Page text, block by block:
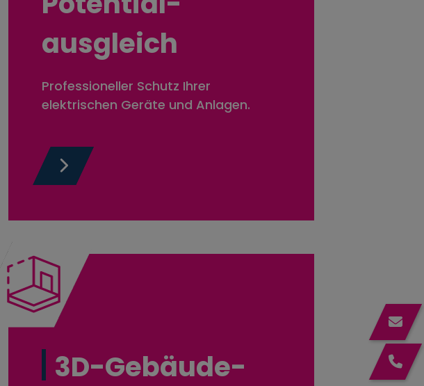
ausgleich
Professioneller Schutz Ihrer
elektrischen Geräte und Anlagen.
3D-Gebäude­